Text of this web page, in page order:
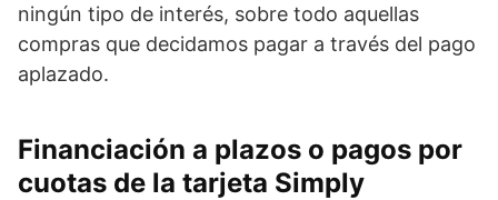
ningún tipo de interés, sobre todo aquellas
compras que decidamos pagar a través del pago
aplazado.
Financiación a plazos o pagos por
cuotas de la tarjeta Simply